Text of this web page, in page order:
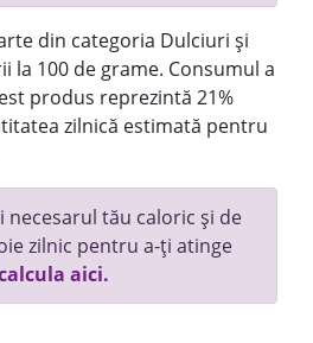
din categoria Dulciuri și
la 100 de grame. Consumul a
produs reprezintă 21%
zilnică estimată pentru
necesarul tău caloric și de
zilnic pentru a-ți atinge
aici.